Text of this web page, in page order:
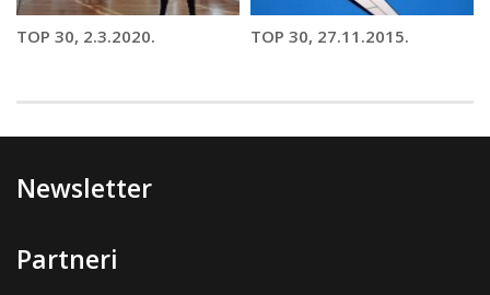
TOP 30, 2.3.2020. TOP 30, 27.11.2015.
Newsletter
Partneri